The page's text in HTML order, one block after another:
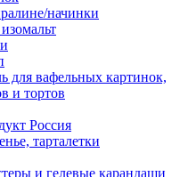
начинки
для вафельных картинок,
и тортов
Россия
тарталетки
и гелевые карандаши